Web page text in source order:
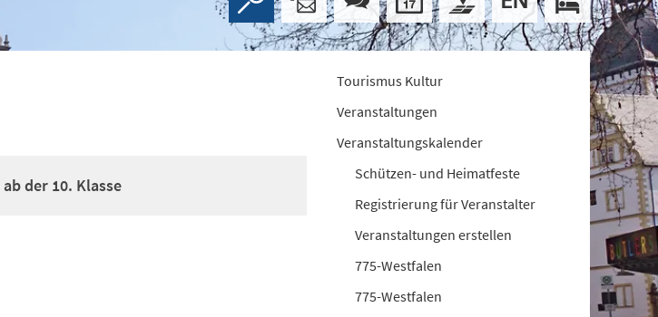
der 10. Klasse
Tourismus Kultur
Veranstaltungen
Veranstaltungskalender
Schützen- und Heimatfeste
Registrierung für Veranstalter
Veranstaltungen erstellen
775-Westfalen
775-Westfalen